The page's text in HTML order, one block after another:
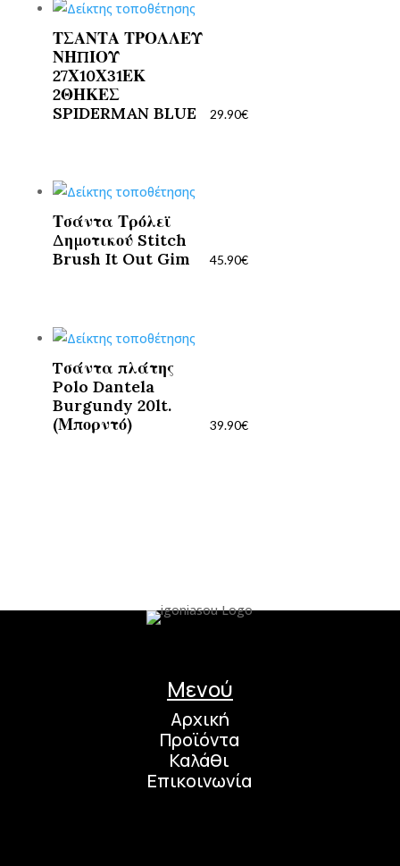
ΤΣΑΝΤΑ ΤΡΟΛΛΕΥ
ΝΗΠΙΟΥ
27Χ10Χ31ΕΚ
2ΘΗΚΕΣ
SPIDERMAN BLUE
29.90€
Τσάντα Τρόλεϊ
Δημοτικού Stitch
Brush It Out Gim
45.90€
Tσάντα πλάτης
Polo Dantela
Burgundy 20lt.
(Μπορντό)
39.90€
Μενού
Αρχική
Προϊόντα
Καλάθι
Επικοινωνία